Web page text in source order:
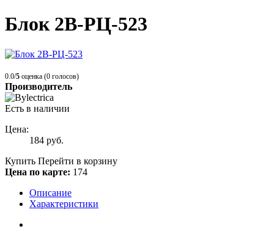
Блок 2В-РЦ-523
0.0/5 оценка (0 голосов)
Производитель
Есть в наличии
Цена:
184 руб.
Купить Перейти в корзину
Цена по карте: 174
Описание
Характеристики